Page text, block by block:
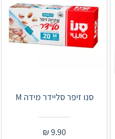
סנו זיפר סליידר מידה M
9.90
₪